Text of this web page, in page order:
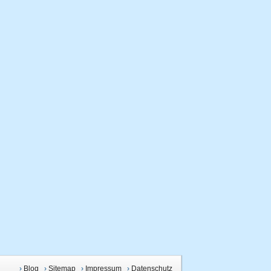
› Blog › Sitemap › Impressum › Datenschutz